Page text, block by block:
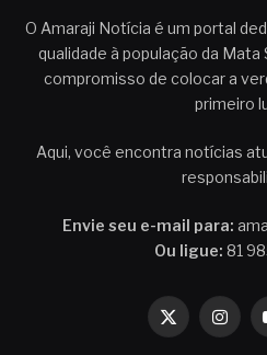
O Amaraji Notícia é um portal
qualidade à população da Mata
compromisso de colocar a
primeiro
Aqui, você encontra notícias
Envie seu e-mail para:
Ou ligue: 81
X